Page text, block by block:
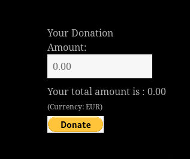
Your Donation
Amount:
Your total amount is :0.00
(Currency: EUR)